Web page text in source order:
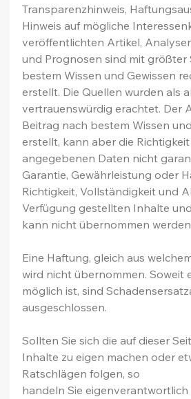
Transparenzhinweis,
Hinweis auf mögliche
veröffentlichten Artikel,
und Prognosen sind mit größter
bestem Wissen und Gewissen
erstellt. Die Quellen wurden als
vertrauenswürdig erachtet. Der
Beitrag nach bestem Wissen
erstellt, kann aber die
angegebenen Daten nicht
Garantie, Gewährleistung oder
Richtigkeit, Vollständigkeit und
Verfügung gestellten Inhalte
kann nicht übernommen
Eine Haftung, gleich aus
wird nicht übernommen. Soweit
möglich ist, sind
ausgeschlossen.
Sollten Sie sich die auf dieser
Inhalte zu eigen machen oder
Ratschlägen folgen, so
handeln Sie